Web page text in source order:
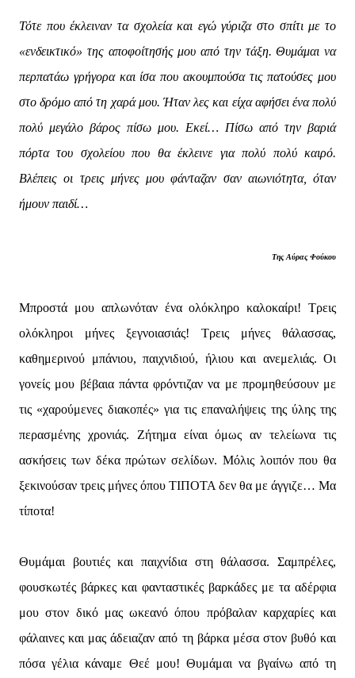
Τότε που έκλειναν τα σχολεία και εγώ γύριζα στο σπίτι με το
«ενδεικτικό» της αποφοίτησής μου από την τάξη. Θυμάμαι να
περπατάω γρήγορα και ίσα που ακουμπούσα τις πατούσες μου
στο δρόμο από τη χαρά μου. Ήταν λες και είχα αφήσει ένα πολύ
πολύ μεγάλο βάρος πίσω μου. Εκεί… Πίσω από την βαριά
πόρτα του σχολείου που θα έκλεινε για πολύ πολύ καιρό.
Βλέπεις οι τρεις μήνες μου φάνταζαν σαν αιωνιότητα, όταν
ήμουν παιδί…
Της Αύρας Φούκου
Μπροστά μου απλωνόταν ένα ολόκληρο καλοκαίρι! Τρεις
ολόκληροι μήνες ξεγνοιασιάς! Τρεις μήνες θάλασσας,
καθημερινού μπάνιου, παιχνιδιού, ήλιου και ανεμελιάς. Οι
γονείς μου βέβαια πάντα φρόντιζαν να με προμηθεύσουν με
τις «χαρούμενες διακοπές» για τις επαναλήψεις της ύλης της
περασμένης χρονιάς. Ζήτημα είναι όμως αν τελείωνα τις
ασκήσεις των δέκα πρώτων σελίδων. Μόλις λοιπόν που θα
ξεκινούσαν τρεις μήνες όπου ΤΙΠΟΤΑ δεν θα με άγγιζε… Μα
τίποτα!
Θυμάμαι βουτιές και παιχνίδια στη θάλασσα. Σαμπρέλες,
φουσκωτές βάρκες και φανταστικές βαρκάδες με τα αδέρφια
μου στον δικό μας ωκεανό όπου πρόβαλαν καρχαρίες και
φάλαινες και μας άδειαζαν από τη βάρκα μέσα στον βυθό και
πόσα γέλια κάναμε Θεέ μου! Θυμάμαι να βγαίνω από τη